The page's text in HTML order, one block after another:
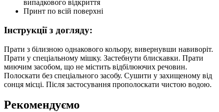
випадкового відкриття
Принт по всій поверхні
Інструкції з догляду:
Прати з білизною однакового кольору, вивернувши навиворіт.
Прати у спеціальному мішку. Застебнути блискавки. Прати
миючим засобом, що не містить відбілюючих речовин.
Полоскати без спеціального засобу. Сушити у захищеному від
сонця місці. Після застосування прополоскати чистою водою.
Рекомендуємо